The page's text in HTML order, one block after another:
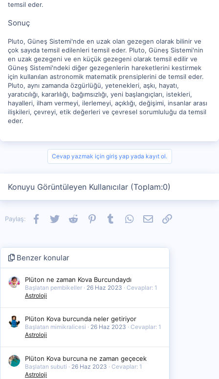
temsil eder.
Sonuç
Pluto, Güneş Sistemi'nde en uzak olan gezegen olarak bilinir ve
çok sayıda temsil edilenleri temsil eder. Pluto, Güneş Sistemi'nin
en uzak gezegeni ve en küçük gezegeni olarak temsil edilir ve
Güneş Sistemi'ndeki diğer gezegenlerin hareketlerini kestirmek
için kullanılan astronomik matematik prensiplerini de temsil eder.
Pluto, aynı zamanda özgürlüğü, yetenekleri, aşkı, hayatı,
yaratıcılığı, kararlılığı, bağımsızlığı, yeni başlangıçları, istekleri,
hayalleri, ilham vermeyi, ilerlemeyi, açıklığı, değişimi, insanlar arası
ilişkileri, çevreyi, etik değerleri ve çevresel sorumluluğu da temsil
eder.
Cevap yazmak için giriş yap yada kayıt ol.
Konuyu Görüntüleyen Kullanıcılar (Toplam:0)
Paylaş: Facebook
TwitterReddit PinterestTumblrWhatsApp
E-postaLink
Benzer konular
Plüton ne zaman Kova Burcundaydı
Başlatan pembikeller 26 Haz 2023
Cevaplar: 1
Astroloji
Plüton Kova burcunda neler getiriyor
Başlatan mimikralicesi 26 Haz 2023
Cevaplar: 1
Astroloji
Plüton Kova burcuna ne zaman geçecek
Başlatan subuti 26 Haz 2023
Cevaplar: 1
Astroloji